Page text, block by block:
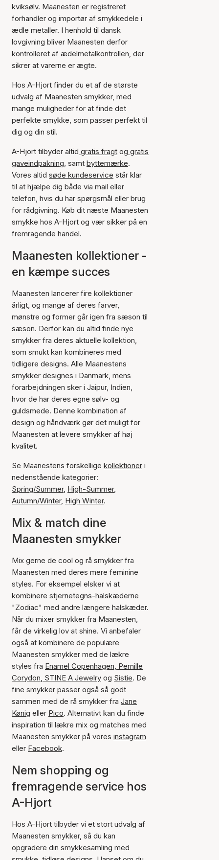
kviksølv. Maanesten er registreret
forhandler og importør af smykkedele i
ædle metaller. I henhold til dansk
lovgivning bliver Maanesten derfor
kontrolleret af ædelmetalkontrollen, der
sikrer at varerne er ægte.
Hos A-Hjort finder du et af de største
udvalg af Maanesten smykker, med
mange muligheder for at finde det
perfekte smykke, som passer perfekt til
dig og din stil.
A-Hjort tilbyder altid gratis fragt og gratis
gaveindpakning, samt byttemærke.
Vores altid søde kundeservice står klar
til at hjælpe dig både via mail eller
telefon, hvis du har spørgsmål eller brug
for rådgivning. Køb dit næste Maanesten
smykke hos A-Hjort og vær sikker på en
fremragende handel.
Maanesten kollektioner -
en kæmpe succes
Maanesten lancerer fire kollektioner
årligt, og mange af deres farver,
mønstre og former går igen fra sæson til
sæson. Derfor kan du altid finde nye
smykker fra deres aktuelle kollektion,
som smukt kan kombineres med
tidligere designs. Alle Maanestens
smykker designes i Danmark, mens
forarbejdningen sker i Jaipur, Indien,
hvor de har deres egne sølv- og
guldsmede. Denne kombination af
design og håndværk gør det muligt for
Maanesten at levere smykker af høj
kvalitet.
Se Maanestens forskellige kollektioner i
nedenstående kategorier:
Spring/Summer, High-Summer,
Autumn/Winter, High Winter.
Mix & match dine
Maanesten smykker
Mix gerne de cool og rå smykker fra
Maanesten med deres mere feminine
styles. For eksempel elsker vi at
kombinere stjernetegns-halskæderne
"Zodiac" med andre længere halskæder.
Når du mixer smykker fra Maanesten,
får de virkelig lov at shine. Vi anbefaler
også at kombinere de populære
Maanesten smykker med de lækre
styles fra Enamel Copenhagen, Pernille
Corydon, STINE A Jewelry og Sistie. De
fine smykker passer også så godt
sammen med de rå smykker fra Jane
Kønig eller Pico. Alternativt kan du finde
inspiration til lækre mix og matches med
Maanesten smykker på vores instagram
eller Facebook.
Nem shopping og
fremragende service hos
A-Hjort
Hos A-Hjort tilbyder vi et stort udvalg af
Maanesten smykker, så du kan
opgradere din smykkesamling med